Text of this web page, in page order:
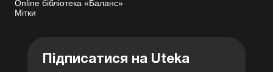
Online бібліотека «Баланс»
Мітки
Підписатися на Uteka